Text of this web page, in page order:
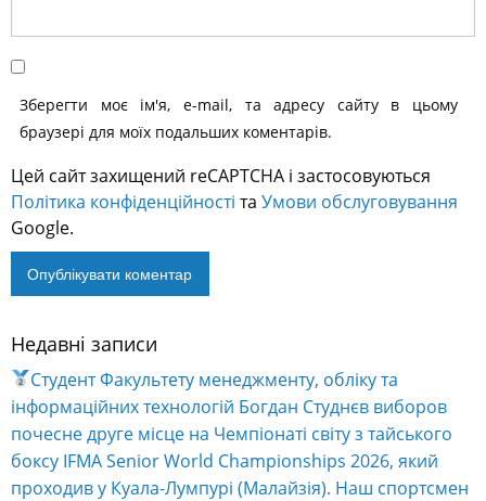
Зберегти моє ім'я, e-mail, та адресу сайту в цьому
браузері для моїх подальших коментарів.
Цей сайт захищений reCAPTCHA і застосовуються
Політика конфіденційності та Умови обслуговування
Google.
Alternative:
Недавні записи
Студент Факультету менеджменту, обліку та
інформаційних технологій Богдан Студнєв виборов
почесне друге місце на Чемпіонаті світу з тайського
боксу IFMA Senior World Championships 2026, який
проходив у Куала-Лумпурі (Малайзія). Наш спортсмен